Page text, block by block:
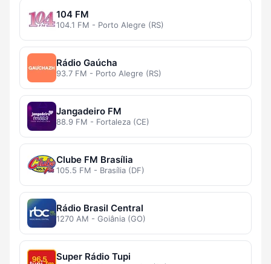
104 FM
104.1 FM - Porto Alegre (RS)
Rádio Gaúcha
93.7 FM - Porto Alegre (RS)
Jangadeiro FM
88.9 FM - Fortaleza (CE)
Clube FM Brasília
105.5 FM - Brasília (DF)
Rádio Brasil Central
1270 AM - Goiânia (GO)
Super Rádio Tupi